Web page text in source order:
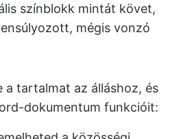
színblokk mintát követ,
mégis vonzó
a tartalmat az álláshoz, és
dokumentum funkcióit: